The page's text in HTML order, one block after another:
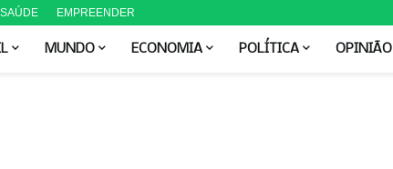
SAÚDE EMPREENDER
MUNDO ECONOMIA POLÍTICA OPINIÃO